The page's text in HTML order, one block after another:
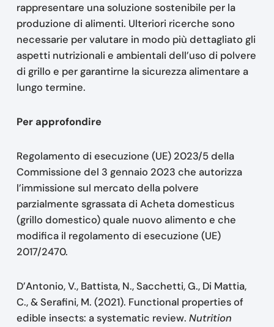
rappresentare una soluzione sostenibile per la
produzione di alimenti. Ulteriori ricerche sono
necessarie per valutare in modo più dettagliato gli
aspetti nutrizionali e ambientali dell’uso di polvere
di grillo e per garantirne la sicurezza alimentare a
lungo termine.
Per approfondire
Regolamento di esecuzione (UE) 2023/5 della
Commissione del 3 gennaio 2023 che autorizza
l’immissione sul mercato della polvere
parzialmente sgrassata di Acheta domesticus
(grillo domestico) quale nuovo alimento e che
modifica il regolamento di esecuzione (UE)
2017/2470.
D’Antonio, V., Battista, N., Sacchetti, G., Di Mattia,
C., & Serafini, M. (2021). Functional properties of
edible insects: a systematic review. Nutrition